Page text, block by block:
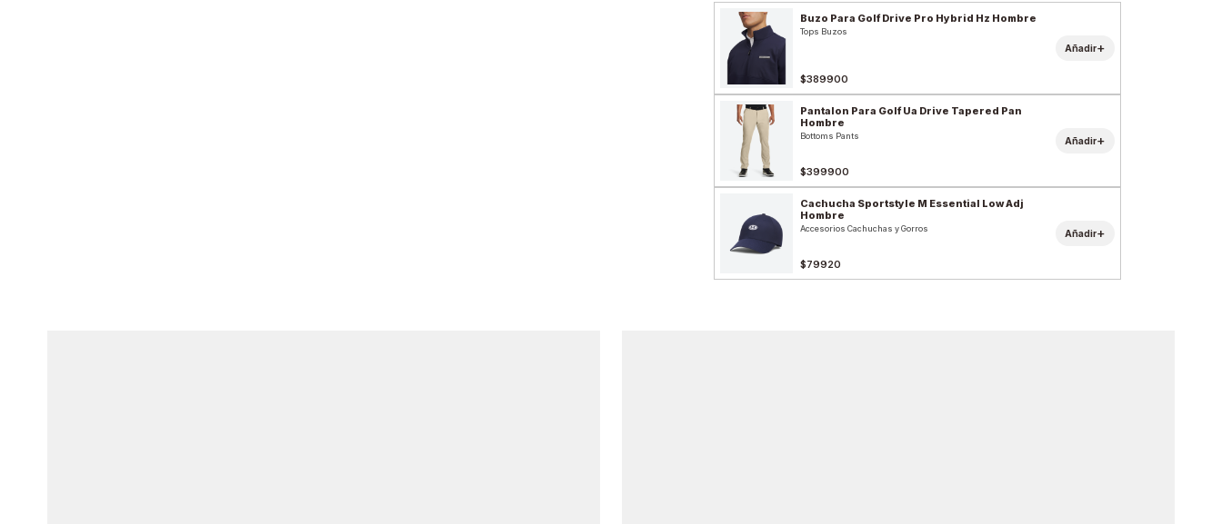
Buzo Para Golf Drive Pro Hybrid Hz Hombre
Tops Buzos
$389900
Añadir+
Pantalon Para Golf Ua Drive Tapered Pan
Hombre
Bottoms Pants
$399900
Añadir+
Cachucha Sportstyle M Essential Low Adj
Hombre
Accesorios Cachuchas y Gorros
$79920
Añadir+